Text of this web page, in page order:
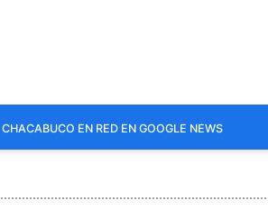
CHACABUCO EN RED EN GOOGLE NEWS